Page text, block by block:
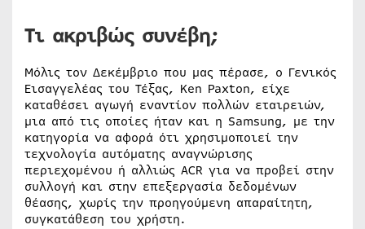
Τι ακριβώς συνέβη;
Μόλις τον Δεκέμβριο που μας πέρασε, o Γενικός
Εισαγγελέας του Τέξας, Ken Paxton, είχε
καταθέσει αγωγή εναντίον πολλών εταιρειών,
μια από τις οποίες ήταν και η Samsung, με την
κατηγορία να αφορά ότι χρησιμοποιεί την
τεχνολογία αυτόματης αναγνώρισης
περιεχομένου ή αλλιώς ACR για να προβεί στην
συλλογή και στην επεξεργασία δεδομένων
θέασης, χωρίς την προηγούμενη απαραίτητη,
συγκατάθεση του χρήστη.